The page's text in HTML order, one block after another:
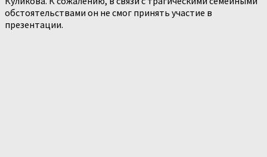
обстоятельствами он не смог принять участие в
презентации.